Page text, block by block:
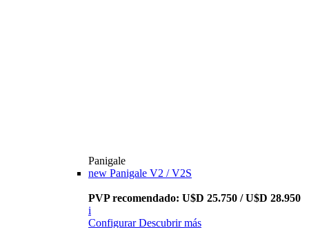
Panigale
new Panigale V2 / V2S
PVP recomendado: U$D 25.750 / U$D 28.950
i
Configurar Descubrir más